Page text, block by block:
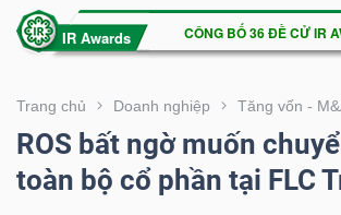
Trang chủ Doanh nghiệp Tăng vốn -
ROS bất ngờ muốn
toàn bộ cổ phần tại FLC
(-)
VIETSTOCK
CHỨNG